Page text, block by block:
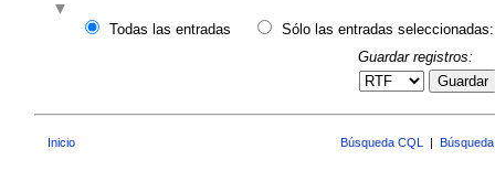
Todas las entradas
Sólo las entradas seleccionadas:
Guardar registros:
Guardar
Inicio Búsqueda CQL